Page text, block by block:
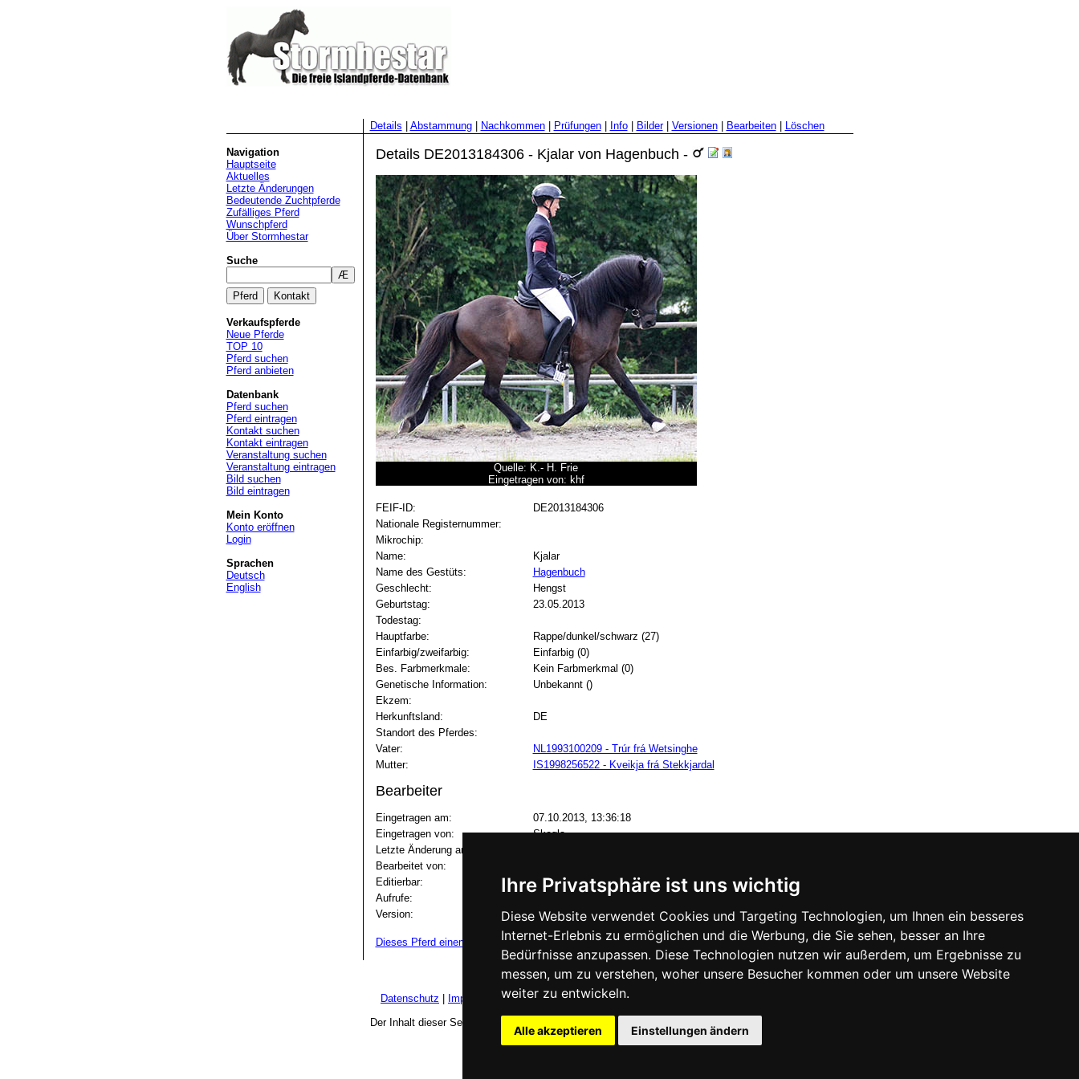
Ihre Privatsphäre ist uns wichtig
Diese Website verwendet Cookies und Targeting Technologien, um Ihnen ein besseres
Internet-Erlebnis zu ermöglichen und die Werbung, die Sie sehen, besser an Ihre
Bedürfnisse anzupassen. Diese Technologien nutzen wir außerdem, um Ergebnisse zu
messen, um zu verstehen, woher unsere Besucher kommen oder um unsere Website
weiter zu entwickeln.
Alle akzeptieren Einstellungen ändern
Details Abstammung| Nachkommen| Prüfungen| Info| Bilder| Versionen| Bearbeiten| Löschen
Navigation
Hauptseite
Aktuelles
Letzte Änderungen
Bedeutende Zuchtpferde
Zufälliges Pferd
Wunschpferd
Über Stormhestar
Suche
Verkaufspferde
Neue Pferde
TOP 10
Pferd suchen
Pferd anbieten
Datenbank
Pferd suchen
Pferd eintragen
Kontakt suchen
Kontakt eintragen
Veranstaltung suchen
Veranstaltung eintragen
Bild suchen
Bild eintragen
Mein Konto
Konto eröffnen
Login
Sprachen
Deutsch
English
Details DE2013184306 - Kjalar von Hagenbuch -
Quelle: K.- H. Frie
Eingetragen von: khf
FEIF-ID:
DE2013184306
Nationale Registernummer:
Mikrochip:
Name:
Kjalar
Name des Gestüts:
Hagenbuch
Geschlecht:
Hengst
Geburtstag:
23.05.2013
Todestag:
Hauptfarbe:
Rappe/dunkel/schwarz (27)
Einfarbig/zweifarbig:
Einfarbig (0)
Bes. Farbmerkmale:
Kein Farbmerkmal (0)
Genetische Information:
Unbekannt ()
Ekzem:
Herkunftsland:
DE
Standort des Pferdes:
Vater:
NL1993100209 - Trúr frá Wetsinghe
Mutter:
IS1998256522 - Kveikja frá Stekkjardal
Bearbeiter
Eingetragen am:
07.10.2013, 13:36:18
Eingetragen von:
Skegla
Letzte Änderung am:
Bearbeitet von:
Editierbar:
Von Allen
Aufrufe:
Version:
4
Dieses Pferd einem Freund weiterempfehlen
Datenschutz Impressum |Über Stormhestar|Lizenzbestimmungen
Der Inhalt dieser Seite steht unter der GNU Free Documentation License.
Software Version 1.0.42